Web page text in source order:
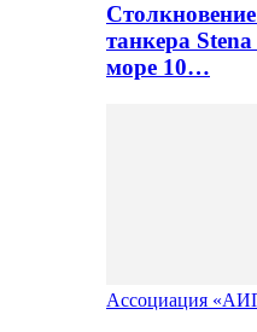
танкера
море 10…
Ассоциация